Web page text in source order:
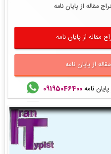
مقاله از پایان نامه
از پایان نامه
از پایان نامه
نامه09195046400